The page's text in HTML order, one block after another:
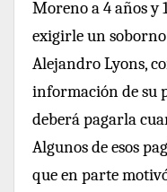
Moreno a 4 años y
exigirle un
Alejandro Lyons,
información de su
deberá pagarla
Algunos de esos
que en parte